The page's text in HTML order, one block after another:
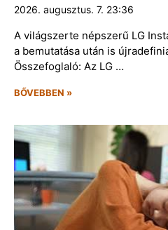
2026. augusztus. 7. 23:36
A világszerte népszerű LG
a bemutatása után is
Összefoglaló: Az LG …
BŐVEBBEN »